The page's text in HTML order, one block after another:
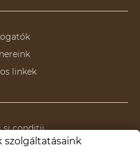
linkek
și condiții
returnare
szolgáltatásaink